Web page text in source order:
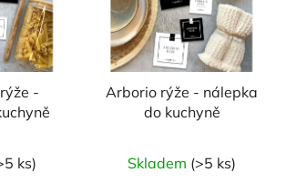
-
ks)
Arborio rýže - nálepka
do kuchyně
Skladem (>5 ks)